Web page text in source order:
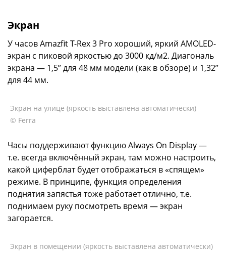
Экран
У часов Amazfit T-Rex 3 Pro хороший, яркий AMOLED-
экран с пиковой яркостью до 3000 кд/м2. Диагональ
экрана — 1,5’’ для 48 мм модели (как в обзоре) и 1,32’’
для 44 мм.
Экран на улице (яркость выставлена автоматически)
© Ferra
Часы поддерживают функцию Always On Display —
т.е. всегда включённый экран, там можно настроить,
какой циферблат будет отображаться в «спящем»
режиме. В принципе, функция определения
поднятия запястья тоже работает отлично, т.е.
поднимаем руку посмотреть время — экран
загорается.
Экран в помещении (яркость выставлена автоматически)